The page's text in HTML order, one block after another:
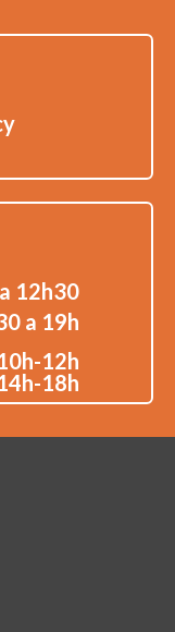
12h30
a 19h
12h
18h